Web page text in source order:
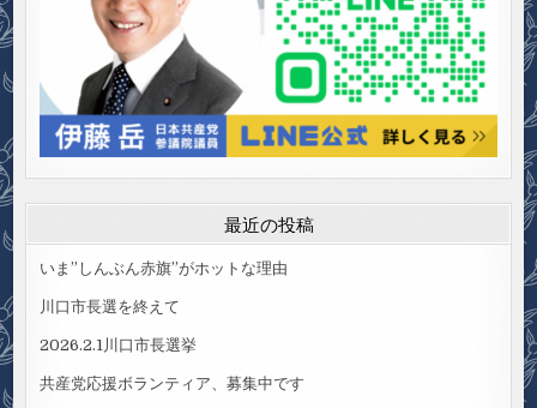
最近の投稿
いま”しんぶん赤旗”がホットな理由
川口市長選を終えて
2026.2.1川口市長選挙
共産党応援ボランティア、募集中です